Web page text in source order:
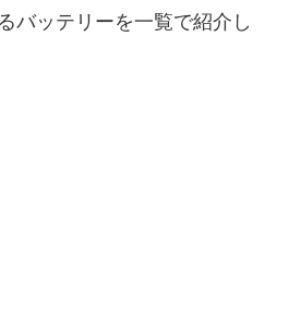
バッテリーを一覧で紹介し